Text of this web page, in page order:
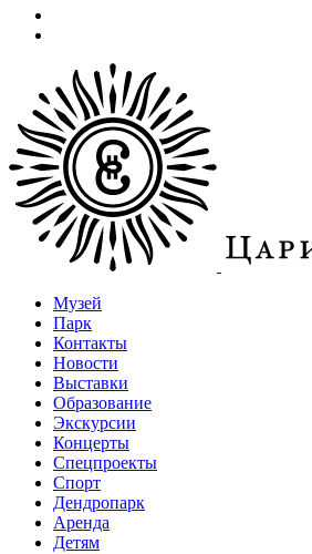
Музей
Парк
Контакты
Новости
Выставки
Образование
Экскурсии
Концерты
Спецпроекты
Спорт
Дендропарк
Аренда
Детям